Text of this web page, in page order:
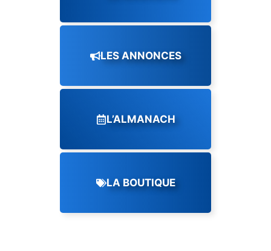
LES ANNONCES
L’ALMANACH
LA BOUTIQUE